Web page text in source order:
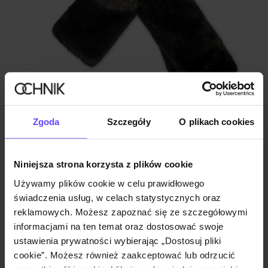
Zgoda Szczegóły O plikach cookies
Niniejsza strona korzysta z plików cookie
Używamy plików cookie w celu prawidłowego
świadczenia usług, w celach statystycznych oraz
reklamowych. Możesz zapoznać się ze szczegółowymi
informacjami na ten temat oraz dostosować swoje
ustawienia prywatności wybierając „Dostosuj pliki
cookie”. Możesz również zaakceptować lub odrzucić
Czarny zimowy szalik damski
49,90 zł